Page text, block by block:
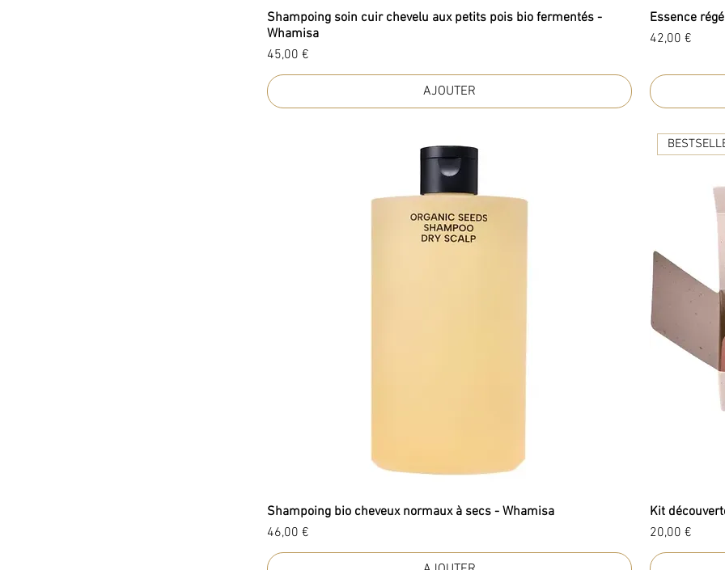
Shampoing soin cuir chevelu aux petits pois bio fermentés -
Whamisa
Prix
45,00 €
AJOUTER
Essence
Prix
42,00 €
Shampoing bio cheveux normaux à secs - Whamisa
Prix
46,00 €
Kit
Prix
20,00 €